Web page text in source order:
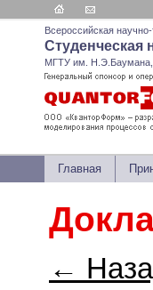
Всероссийская
Студенческая
МГТУ им. Н.Э.Баумана,
Главная
←